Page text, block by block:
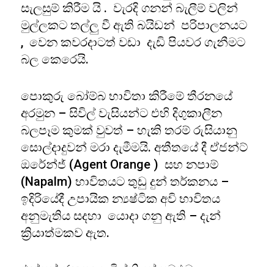
සැලසුම් කිරීම යි . වැරදි ගනන් බැලීම් වලින්
මුල්ලකට තල්ලු වී ඇති බයිඩන් පරිපාලනයට
, වෙන කවරදාටත් වඩා දැඩි පියවර ගැනීමට
බල කෙරෙයි.
පොකුරු බෝම්බ භාවිතා කිරීමේ තීරනයේ
අරමුන – සිවිල් වැසියන්ට එහි දිගුකාලීන
බලපෑම කුමක් වුවත් – හැකි තරම් රුසියානු
සොල්දාදුවන් මරා දැමීමයි. අතීතයේ දී ඒජන්ට්
ඔරේන්ජ් (Agent Orange ) සහ නපාම්
(Napalm) භාවිතයට තුඩු දුන් තර්කනය –
ඉදිරියේදී උපායික න්‍යෂ්ටික අවි භාවිතය
අනුමැතිය සදහා යොදා ගනු ඇති – දැන්
ක්‍රියාත්මකව ඇත.